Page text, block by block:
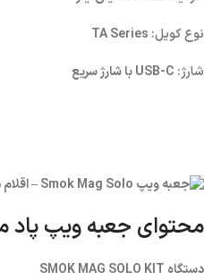
نوع کویل:
شارژ:
محتوای جعبه ویپ
دستگاه SMOK MAG SOLO KIT